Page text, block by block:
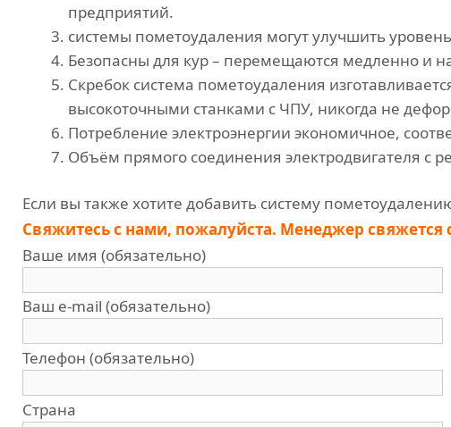
предприятий.
системы пометоудаления могут улучшить
Безопасны для кур – перемещаются медленно и
Скребок система пометоудаления
высокоточными станками с ЧПУ, никогда не
Потребление электроэнергии экономичное,
Объём прямого соединения электродвигателя с
Если вы также хотите добавить систему
Свяжитесь с нами, пожалуйста. Менеджер свяжется
Ваше имя (обязательно)
Ваш e-mail (обязательно)
Телефон (обязательно)
Страна